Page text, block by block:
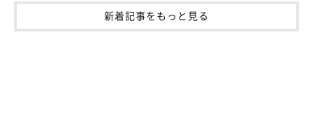
少し変化も見られているようです。
新着記事をもっと見る